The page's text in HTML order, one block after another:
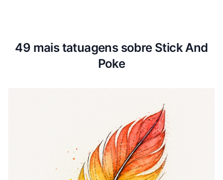
49 mais tatuagens sobre Stick And
Poke